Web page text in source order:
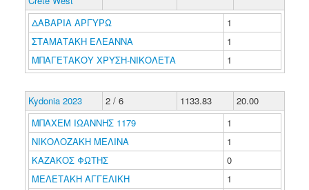
ΔΑΒΑΡΙΑ ΑΡΓΥΡΩ
1
ΣΤΑΜΑΤΑΚΗ ΕΛΕΑΝΝΑ
1
ΜΠΑΓΕΤΑΚΟΥ ΧΡΥΣΗ-ΝΙΚΟΛΕΤΑ
1
Kydonia 2023 2 / 6 1133.83
20.00
ΜΠΑΧΕΜ ΙΩΑΝΝΗΣ 1179
1
ΝΙΚΟΛΟΖΑΚΗ ΜΕΛΙΝΑ
1
ΚΑΖΑΚΟΣ ΦΩΤΗΣ
0
ΜΕΛΕΤΑΚΗ ΑΓΓΕΛΙΚΗ
1